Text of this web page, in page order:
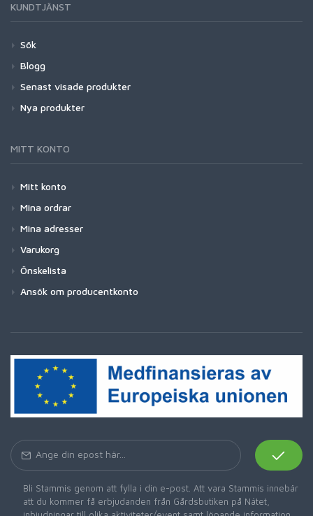
KUNDTJÄNST
Sök
Blogg
Senast visade produkter
Nya produkter
MITT KONTO
Mitt konto
Mina ordrar
Mina adresser
Varukorg
Önskelista
Ansök om producentkonto
Bli Stammis genom att fylla i din e-post. Att vara Stammis innebär
att du kommer få erbjudanden från Gårdsbutiken på Nätet,